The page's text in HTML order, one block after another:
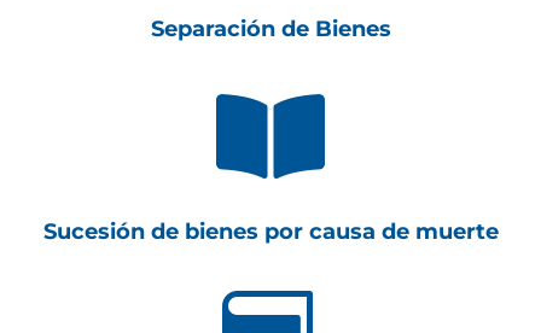
Separación de Bienes

Sucesión de bienes por causa de muerte